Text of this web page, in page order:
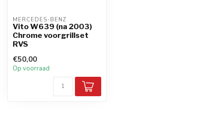
MERCEDES-BENZ
Vito W639 (na 2003)
Chrome voorgrillset
RVS
€50,00
Op voorraad